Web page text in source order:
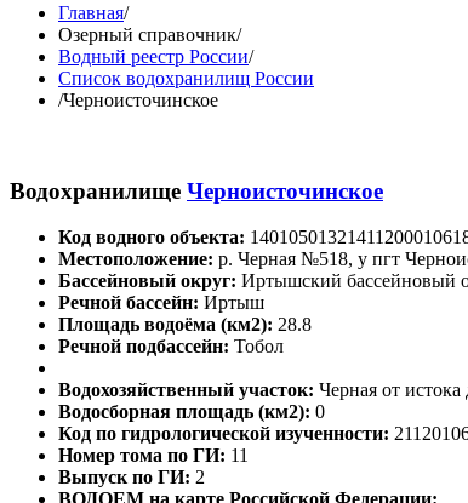
Главная/
Озерный справочник/
Водный реестр России/
Список водохранилищ России
/Черноисточинское
Водохранилище Черноисточинское
Код водного объекта:
Местоположение: р. Черная №518, у пгт
Бассейновый округ: Иртышский бассейновый
Речной бассейн: Иртыш
Площадь водоёма (км2): 28.8
Речной подбассейн: Тобол
Водохозяйственный участок: Черная от
Водосборная площадь (км2): 0
Код по гидрологической изученности:
Номер тома по ГИ: 11
Выпуск по ГИ: 2